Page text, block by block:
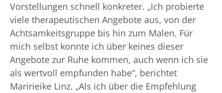
Vorstellungen schnell konkreter. „Ich probierte
viele therapeutischen Angebote aus, von der
Achtsamkeitsgruppe bis hin zum Malen. Für
mich selbst konnte ich über keines dieser
Angebote zur Ruhe kommen, auch wenn ich sie
als wertvoll empfunden habe“, berichtet
Maririeike Linz. „Als ich über die Empfehlung